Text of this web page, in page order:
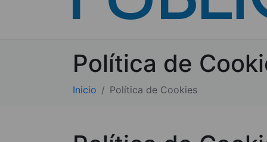
Política de
Inicio Política de Cookies